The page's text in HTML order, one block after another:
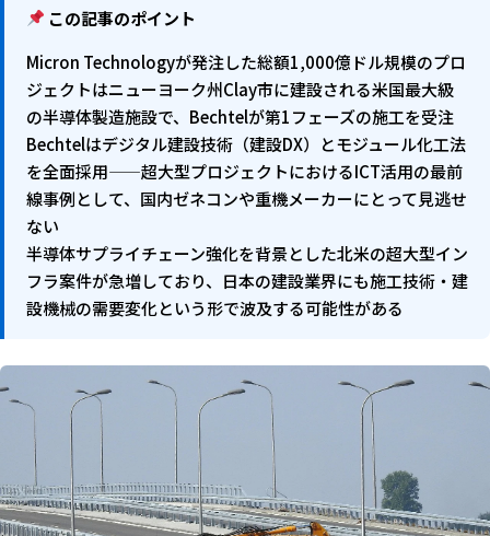
この記事のポイント
Micron Technologyが発注した総額1,000億ドル規模のプロ
ジェクトはニューヨーク州Clay市に建設される米国最大級
の半導体製造施設で、Bechtelが第1フェーズの施工を受注
Bechtelはデジタル建設技術（建設DX）とモジュール化工法
を全面採用——超大型プロジェクトにおけるICT活用の最前
線事例として、国内ゼネコンや重機メーカーにとって見逃せ
ない
半導体サプライチェーン強化を背景とした北米の超大型イン
フラ案件が急増しており、日本の建設業界にも施工技術・建
設機械の需要変化という形で波及する可能性がある